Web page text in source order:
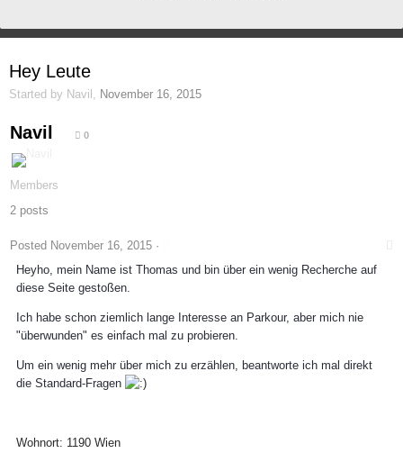
Hey Leute
Started by Navil November 16, 2015
Navil 0
Members
2 posts
Posted November 16, 2015 ·
Heyho, mein Name ist Thomas und bin über ein wenig Recherche auf
diese Seite gestoßen.
Ich habe schon ziemlich lange Interesse an Parkour, aber mich nie
"überwunden" es einfach mal zu probieren.
Um ein wenig mehr über mich zu erzählen, beantworte ich mal direkt
die Standard-Fragen
Wohnort: 1190 Wien